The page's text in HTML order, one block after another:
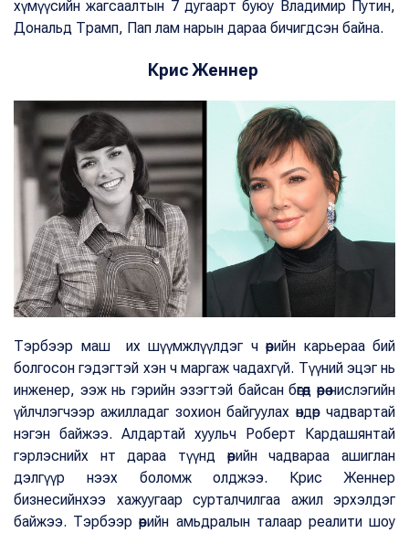
хүмүүсийн жагсаалтын 7 дугаарт буюу Владимир Путин,
Дональд Трамп, Пап лам нарын дараа бичигдсэн байна.
Крис Женнер
Тэрбээр маш их шүүмжлүүлдэг ч өөрийн карьераа бий
болгосон гэдэгтэй хэн ч маргаж чадахгүй. Түүний эцэг нь
инженер, ээж нь гэрийн эзэгтэй байсан бөгөөд өөрөө нислэгийн
үйлчлэгчээр ажилладаг зохион байгуулах өндөр чадвартай
нэгэн байжээ. Алдартай хуульч Роберт Кардашянтай
гэрлэснийх нт дараа түүнд өөрийн чадвараа ашиглан
дэлгүүр нээх боломж олджээ. Крис Женнер
бизнесийнхээ хажуугаар сурталчилгаа ажил эрхэлдэг
байжээ. Тэрбээр өөрийн амьдралын талаар реалити шоу